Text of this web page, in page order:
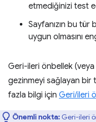
etmediğinizi test
Sayfanızın bu tür
uygun olmasını
Geri-ileri önbellek (veya
gezinmeyi sağlayan bir
fazla bilgi için Geri/ileri
Önemli nokta: Geri-ileri